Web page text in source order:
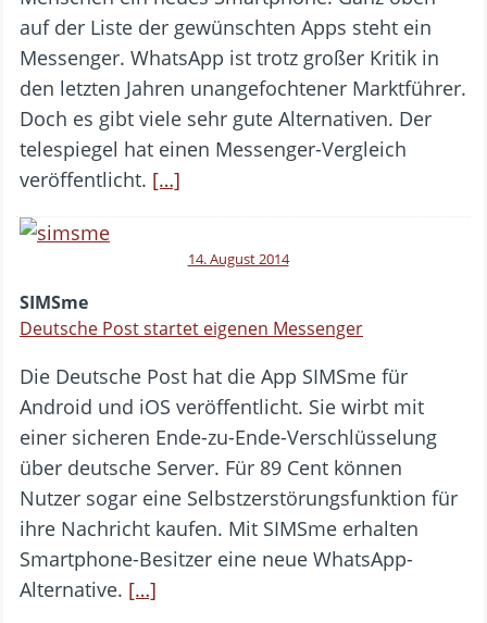
auf der Liste der gewünschten Apps steht ein
Messenger. WhatsApp ist trotz großer Kritik in
den letzten Jahren unangefochtener Marktführer.
Doch es gibt viele sehr gute Alternativen. Der
telespiegel hat einen Messenger-Vergleich
veröffentlicht. […]
14. August 2014
SIMSme
Deutsche Post startet eigenen Messenger
Die Deutsche Post hat die App SIMSme für
Android und iOS veröffentlicht. Sie wirbt mit
einer sicheren Ende-zu-Ende-Verschlüsselung
über deutsche Server. Für 89 Cent können
Nutzer sogar eine Selbstzerstörungsfunktion für
ihre Nachricht kaufen. Mit SIMSme erhalten
Smartphone-Besitzer eine neue WhatsApp-
Alternative. […]